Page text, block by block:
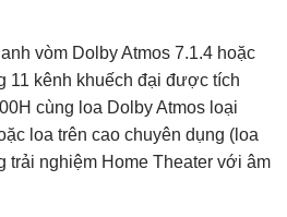
vòm Dolby Atmos 7.1.4 hoặc
11 kênh khuếch đại được tích
cùng loa Dolby Atmos loại
loa trên cao chuyên dụng (loa
trải nghiệm Home Theater với âm